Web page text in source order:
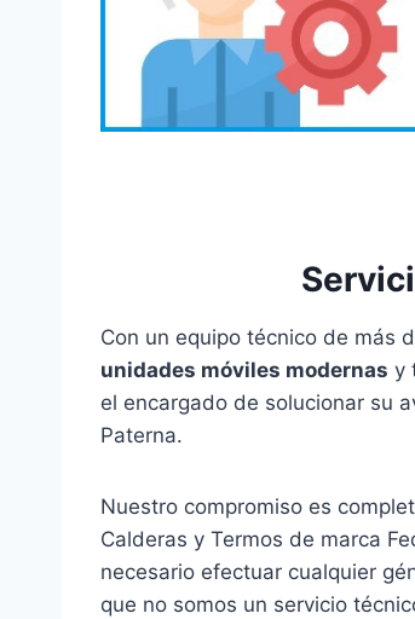
Con un equipo técnico de más
unidades móviles modernas y
el encargado de solucionar su
Paterna.
Nuestro compromiso es
Calderas y Termos de marca
necesario efectuar cualquier
que no somos un servicio